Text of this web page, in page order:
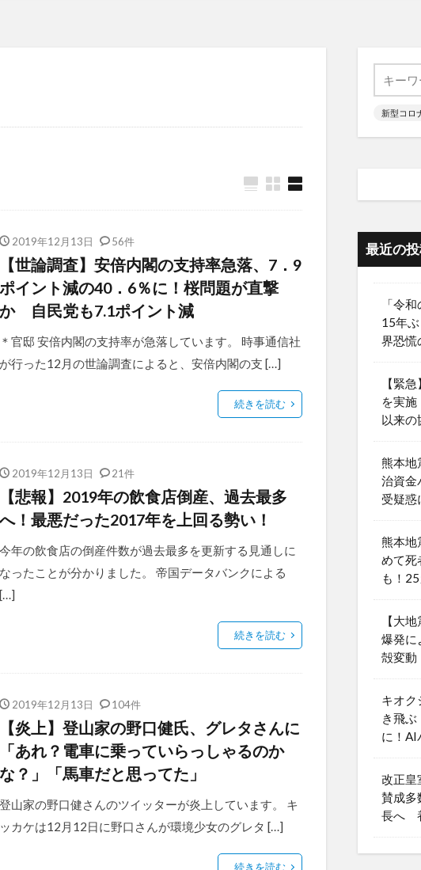
2019年12月13日 56件
【世論調査】安倍内閣の支持率急落、7．9
ポイント減の40．6％に！桜問題が直撃
か 自民党も7.1ポイント減
＊官邸 安倍内閣の支持率が急落しています。 時事通信社
が行った12月の世論調査によると、安倍内閣の支 […]
続きを読む
2019年12月13日 21件
【悲報】2019年の飲食店倒産、過去最多
へ！最悪だった2017年を上回る勢い！
今年の飲食店の倒産件数が過去最多を更新する見通しに
なったことが分かりました。 帝国データバンクによる
[…]
続きを読む
2019年12月13日 104件
【炎上】登山家の野口健氏、グレタさんに
「あれ？電車に乗っていらっしゃるのか
な？」「馬車だと思ってた」
登山家の野口健さんのツイッターが炎上しています。 キ
ッカケは12月12日に野口さんが環境少女のグレタ […]
続きを読む
新型コロ
最近の
「令
15年
界恐慌
【緊
を実
以来
熊本地
治資金
受疑惑
熊本地
めて
も！
【大
爆発に
殻変動
キオク
き飛
に！AI
改正皇
賛成
長へ